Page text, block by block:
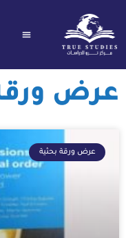
المحتوى
عرض
عرض ورقة بحثية